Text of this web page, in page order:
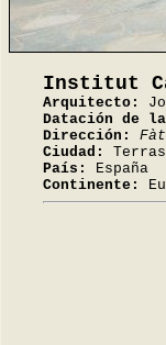
Institut
Arquitecto:
Datación de
Dirección:
Ciudad:
País:
España
Continente: